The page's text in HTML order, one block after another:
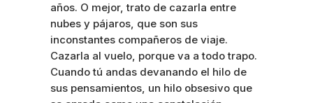
años. O mejor, trato de cazarla entre
nubes y pájaros, que son sus
inconstantes compañeros de viaje.
Cazarla al vuelo, porque va a todo trapo.
Cuando tú andas devanando el hilo de
sus pensamientos, un hilo obsesivo que